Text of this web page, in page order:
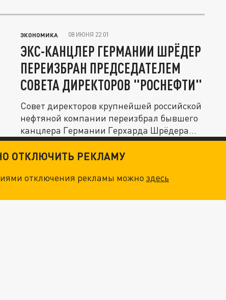
ЭКОНОМИКА 08 ИЮНЯ 22:01
ЭКС-КАНЦЛЕР ГЕРМАНИИ ШРЁДЕР
ПЕРЕИЗБРАН ПРЕДСЕДАТЕЛЕМ
СОВЕТА ДИРЕКТОРОВ "РОСНЕФТИ"
Совет директоров крупнейшей российской
нефтяной компании переизбрал бывшего
канцлера Германии Герхарда Шрёдера...
ОТКЛЮЧИТЬ РЕКЛАМУ
отключения рекламы можноздесь